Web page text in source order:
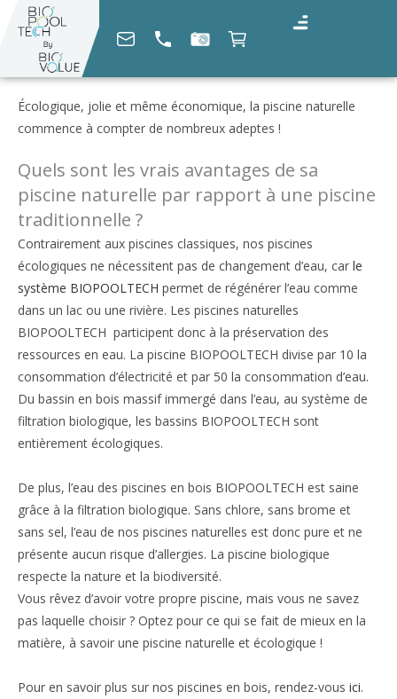
Écologique, jolie et même économique, la piscine naturelle
commence à compter de nombreux adeptes !
Quels sont les vrais avantages de sa
piscine naturelle par rapport à une piscine
traditionnelle ?
Contrairement aux piscines classiques, nos piscines
écologiques ne nécessitent pas de changement d’eau, car le
système BIOPOOLTECH permet de régénérer l’eau comme
dans un lac ou une rivière. Les piscines naturelles
BIOPOOLTECH participent donc à la préservation des
ressources en eau. La piscine BIOPOOLTECH divise par 10 la
consommation d’électricité et par 50 la consommation d’eau.
Du bassin en bois massif immergé dans l’eau, au système de
filtration biologique, les bassins BIOPOOLTECH sont
entièrement écologiques.
De plus, l’eau des piscines en bois BIOPOOLTECH est saine
grâce à la filtration biologique. Sans chlore, sans brome et
sans sel, l’eau de nos piscines naturelles est donc pure et ne
présente aucun risque d’allergies. La piscine biologique
respecte la nature et la biodiversité.
Vous rêvez d’avoir votre propre piscine, mais vous ne savez
pas laquelle choisir ? Optez pour ce qui se fait de mieux en la
matière, à savoir une piscine naturelle et écologique !
Pour en savoir plus sur nos piscines en bois, rendez-vous ici.